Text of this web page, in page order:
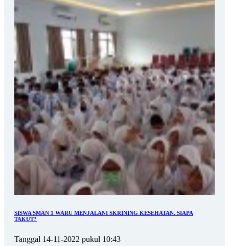
SISWA SMAN 1 WARU MENJALANI SKRINING KESEHATAN. SIAPA
TAKUT?
Tanggal 14-11-2022 pukul 10:43